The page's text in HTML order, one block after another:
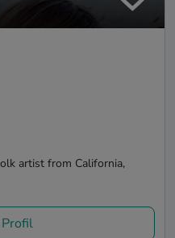
artist from California,